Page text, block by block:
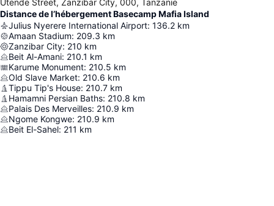
Utende Street, Zanzibar City, 000, Tanzanie
Distance de l’hébergement Basecamp Mafia Island
Julius Nyerere International Airport: 136.2 km
Amaan Stadium: 209.3 km
Zanzibar City: 210 km
Beit Al-Amani: 210.1 km
Karume Monument: 210.5 km
Old Slave Market: 210.6 km
Tippu Tip's House: 210.7 km
Hamamni Persian Baths: 210.8 km
Palais Des Merveilles: 210.9 km
Ngome Kongwe: 210.9 km
Beit El-Sahel: 211 km